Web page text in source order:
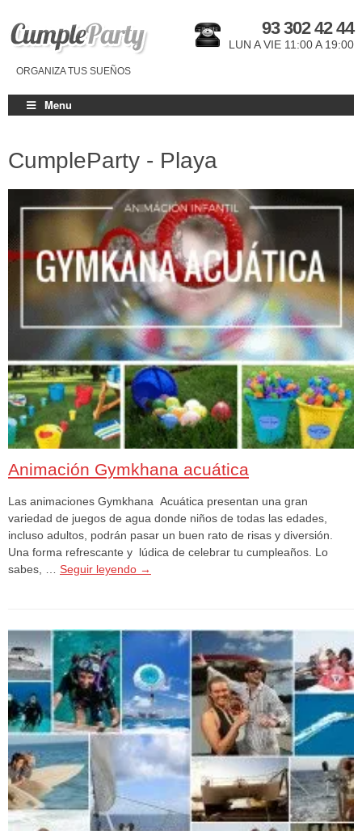
ORGANIZA TUS SUEÑOS
93 302 42 44
LUN A VIE 11:00 A 19:00
Menu
CumpleParty - Playa
Animación Gymkhana acuática
Las animaciones Gymkhana Acuática presentan una gran
variedad de juegos de agua donde niños de todas las edades,
incluso adultos, podrán pasar un buen rato de risas y diversión.
Una forma refrescante y lúdica de celebrar tu cumpleaños. Lo
sabes, … Seguir leyendo →